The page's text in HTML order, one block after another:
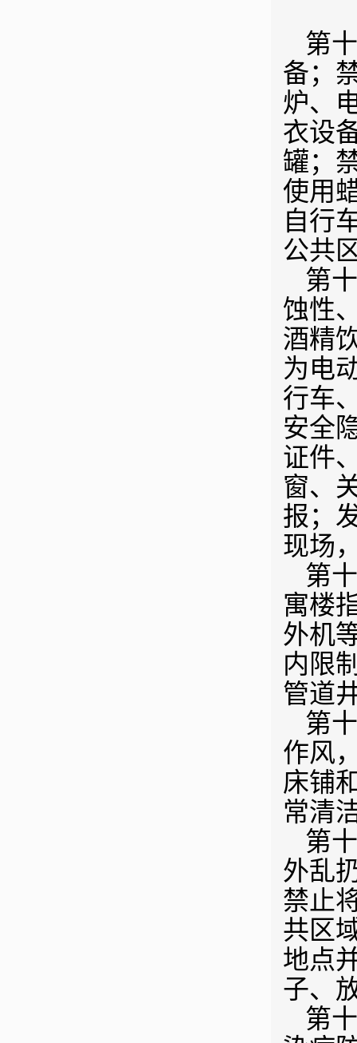
第
备；
炉、
衣设
罐；
使用
自行
公共
第
蚀性
酒精
为电
行车
安全
证件
窗、
报；
现场
第
寓楼
外机
内限
管道
第
作风
床铺
常清
第
外乱
禁止
共区
地点
子、
第